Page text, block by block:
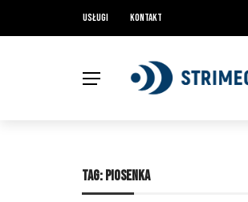
Usługi Kontakt
TAG: PIOSENKA